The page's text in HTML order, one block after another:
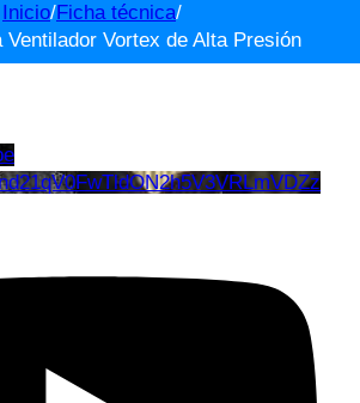
Inicio/Ficha técnica/
Ventilador Vortex de Alta Presión